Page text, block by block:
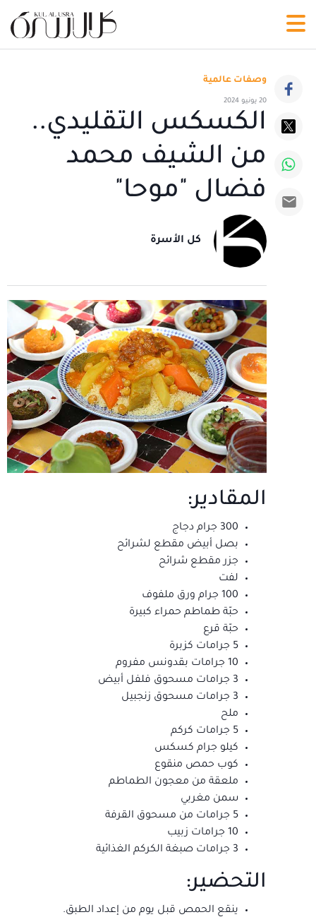
وصفات عالمية
20 يونيو 2024
الكسكس التقليدي..
من الشيف محمد
فضال "موحا"
كل الأسرة
المقادير:
300 جرام دجاج
بصل أبيض مقطع لشرائح
جزر مقطع شرائح
لفت
100 جرام ورق ملفوف
حبّة طماطم حمراء كبيرة
حبّة قرع
5 جرامات كزبرة
10 جرامات بقدونس مفروم
3 جرامات مسحوق فلفل أبيض
3 جرامات مسحوق زنجبيل
ملح
5 جرامات كركم
كيلو جرام كسكس
كوب حمص منقوع
ملعقة من معجون الطماطم
سمن مغربي
5 جرامات من مسحوق القرفة
10 جرامات زبيب
3 جرامات صبغة الكركم الغذائية
التحضير:
ينقع الحمص قبل يوم من إعداد الطبق.